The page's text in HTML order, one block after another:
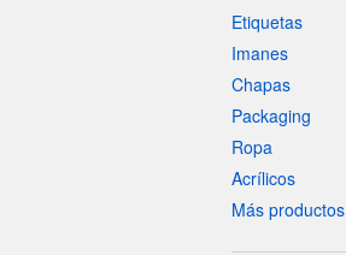
Etiquetas
Imanes
Chapas
Packaging
Ropa
Acrílicos
Más productos